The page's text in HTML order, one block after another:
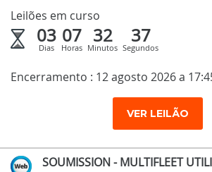
Leilões em curso
03
Dias
07
Horas
32
Minutos
36
Segundos
Encerramento : 12 agosto 2026 a
VER LEILÃO
SOUMISSION - MULTIFLEET